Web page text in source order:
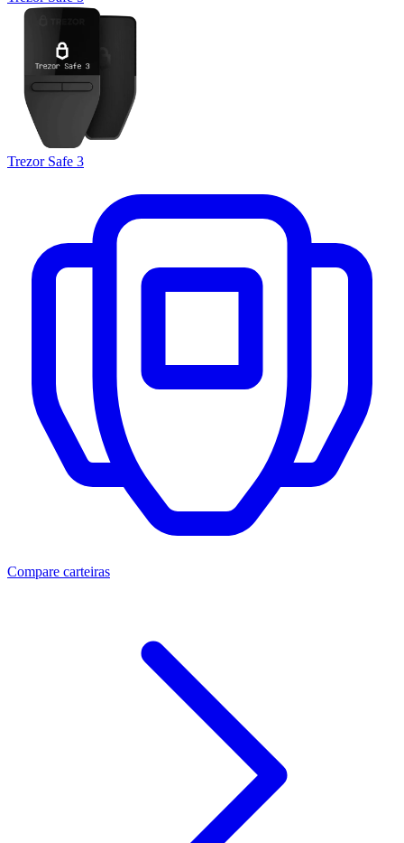
Trezor Safe 3
Compare carteiras